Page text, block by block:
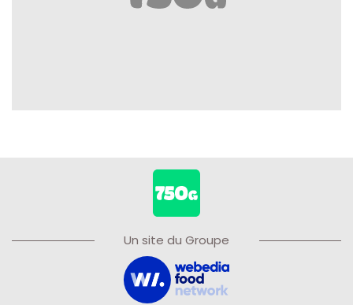
Un site du Groupe